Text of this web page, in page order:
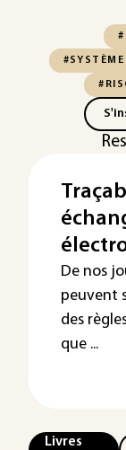
De nos
peuvent
des
que ...
Livres